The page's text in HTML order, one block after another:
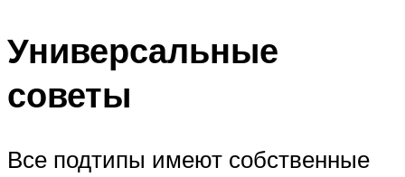
Универсальные
советы
Все подтипы имеют собственные